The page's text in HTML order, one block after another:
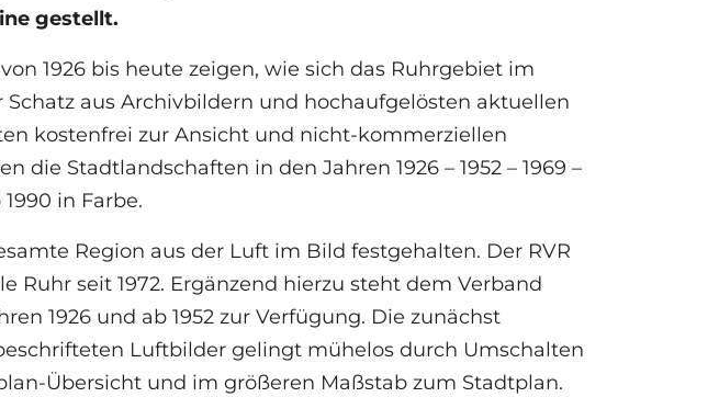
gestellt.
1926 bis heute zeigen, wie sich das Ruhrgebiet im
Schatz aus Archivbildern und hochaufgelösten aktuellen
kostenfrei zur Ansicht und nicht-kommerziellen
die Stadtlandschaften in den Jahren 1926 – 1952 – 1969 –
1990 in Farbe.
Region aus der Luft im Bild festgehalten. Der RVR
Ruhr seit 1972. Ergänzend hierzu steht dem Verband
1926 und ab 1952 zur Verfügung. Die zunächst
Luftbilder gelingt mühelos durch Umschalten
Übersicht und im größeren Maßstab zum Stadtplan.